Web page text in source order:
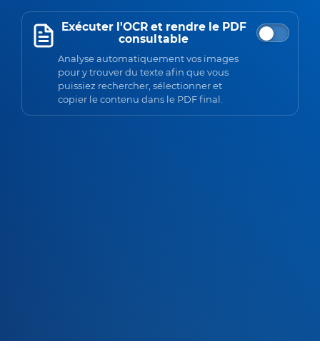
Exécuter l'OCR et rendre le PDF
consultable
Analyse automatiquement vos images
pour y trouver du texte afin que vous
puissiez rechercher, sélectionner et
copier le contenu dans le PDF final.